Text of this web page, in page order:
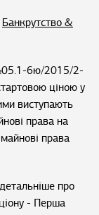
Банкрутство &
6ю/2015/2-
ціною у
виступають
права на
права
про
- Перша